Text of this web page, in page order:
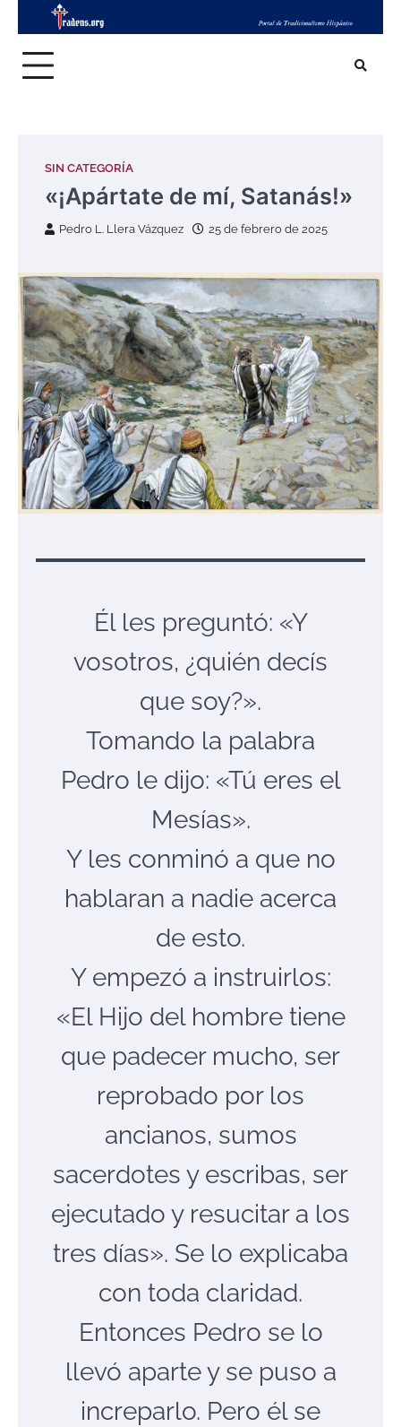
content
SIN CATEGORÍA
«¡Apártate de mí, Satanás!»
Pedro L. Llera Vázquez 25 de febrero de 2025
Él les preguntó: «Y
vosotros, ¿quién decís
que soy?».
Tomando la palabra
Pedro le dijo: «Tú eres el
Mesías».
Y les conminó a que no
hablaran a nadie acerca
de esto.
Y empezó a instruirlos:
«El Hijo del hombre tiene
que padecer mucho, ser
reprobado por los
ancianos, sumos
sacerdotes y escribas, ser
ejecutado y resucitar a los
tres días». Se lo explicaba
con toda claridad.
Entonces Pedro se lo
llevó aparte y se puso a
increparlo. Pero él se